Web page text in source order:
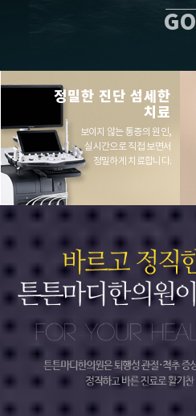
GO
정밀한 진단 섬세한
치료
보이지 않는 통증의 원인,
실시간으로 직접 보면서
정밀하게 치료합니다.